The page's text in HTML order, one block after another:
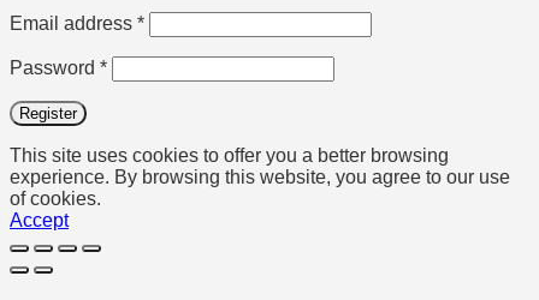
Email address *Required
Password *Required
Register
This site uses cookies to offer you a better browsing
experience. By browsing this website, you agree to our use
of cookies.
Accept